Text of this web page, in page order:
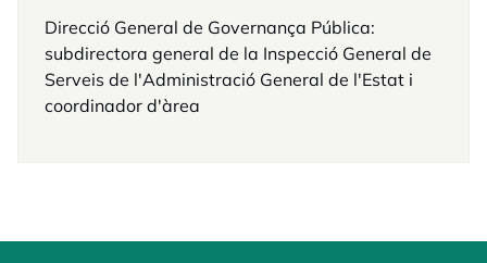
Direcció General de Governança Pública:
subdirectora general de la Inspecció General de
Serveis de l'Administració General de l'Estat i
coordinador d'àrea